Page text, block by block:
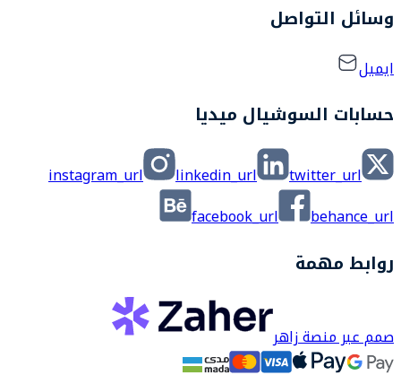
وسائل التواصل
ايميل
حسابات السوشيال ميديا
instagram_url linkedin_url
twitter_url
facebook_url
behance_url
روابط مهمة
صمم عبر منصة زاهر